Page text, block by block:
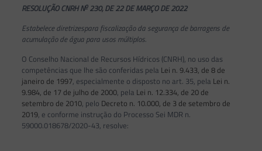
RESOLUÇÃO CNRH No230, DE 22 DE MARÇO DE 2022
Estabelece diretrizespara fiscalização da segurança de barragens de
acumulação de água para usos múltiplos.
O Conselho Nacional de Recursos Hídricos (CNRH), no uso das
competências que lhe são conferidas pela Lei n. 9.433, de 8 de
janeiro de 1997, especialmente o disposto no art. 35, pela Lei n.
9.984, de 17 de julho de 2000, pela Lei n. 12.334, de 20 de
setembro de 2010, pelo Decreto n. 10.000, de 3 de setembro de
2019, e conforme instrução do Processo Sei MDR n.
59000.018678/2020-43, resolve: